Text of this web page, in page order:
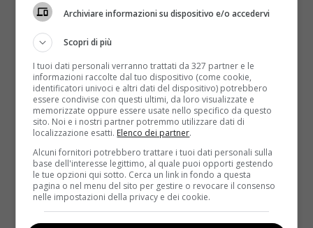
Uno studio condotto daPolli Cooking Lab, ovvero
l’Osservatorio sulle tendenze alimentari
dell’omonima azienda toscana, ha chiesto il parere di
130 addetti del settore.Gli esperti di gastronomia e
gusto hanno mixato il proprio saperee 3 alimenti
si sono particolarmente distinti in questa particolare
classifica: si tratta deicarciofi (votati nel 54 per
cento dei casi), dei capperi (51 per cento) e dei
cetrioli (44 per cento). Alimenti gustosi e dal costo
contenuto, in barba a galateo e buone maniere. Tra i
grandi classici, tuttavia, alcuni alimenti hanno retto il
passo: cioccolata, fragole e frutti di mare restano
infatti delle scelte più che valide.
Archiviare informazioni su dispositivo e/o accedervi
Scopri di più
I tuoi dati personali verranno trattati da 327 partner e le
informazioni raccolte dal tuo dispositivo (come cookie,
identificatori univoci e altri dati del dispositivo) potrebbero
essere condivise con questi ultimi, da loro visualizzate e
memorizzate oppure essere usate nello specifico da questo
sito. Noi e i nostri partner potremmo utilizzare dati di
localizzazione esatti. Elenco dei partner.
Alcuni fornitori potrebbero trattare i tuoi dati personali sulla
base dell'interesse legittimo, al quale puoi opporti gestendo
le tue opzioni qui sotto. Cerca un link in fondo a questa
pagina o nel menu del sito per gestire o revocare il consenso
nelle impostazioni della privacy e dei cookie.